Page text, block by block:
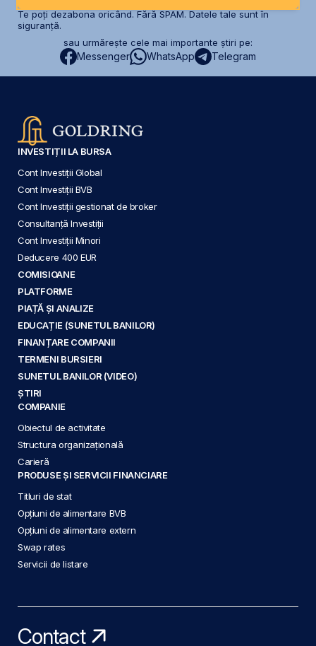
Te poți dezabona oricând. Fără SPAM. Datele tale sunt în
siguranță.
sau urmărește cele mai importante știri pe:
Messenger WhatsApp Telegram
INVESTIȚII LA BURSA
Cont Investiții Global
Cont Investiții BVB
Cont Investiții gestionat de broker
Consultanță Investiții
Cont Investiții Minori
Deducere 400 EUR
COMISIOANE
PLATFORME
PIAȚĂ ȘI ANALIZE
EDUCAȚIE (SUNETUL BANILOR)
FINANȚARE COMPANII
TERMENI BURSIERI
SUNETUL BANILOR (VIDEO)
ȘTIRI
COMPANIE
Obiectul de activitate
Structura organizațională
Carieră
PRODUSE ȘI SERVICII FINANCIARE
Titluri de stat
Opțiuni de alimentare BVB
Opțiuni de alimentare extern
Swap rates
Servicii de listare
Contact